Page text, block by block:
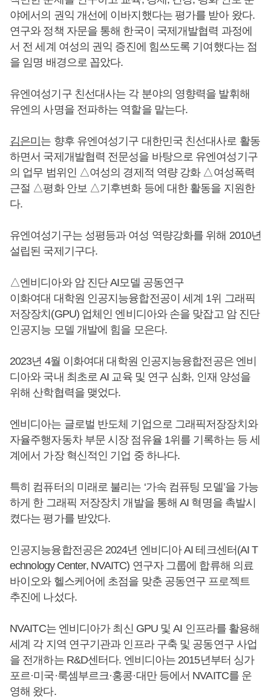
야에서의 권익 개선에 이바지했다는 평가를 받아 왔다.
연구와 정책 자문을 통해 한국이 국제개발협력 과정에
서 전 세계 여성의 권익 증진에 힘쓰도록 기여했다는 점
을 임명 배경으로 꼽았다.
유엔여성기구 친선대사는 각 분야의 영향력을 발휘해
유엔의 사명을 전파하는 역할을 맡는다.
김은미 는 향후 유엔여성기구 대한민국 친선대사로 활동
하면서 국제개발협력 전문성을 바탕으로 유엔여성기구
의 업무 범위인 △여성의 경제적 역량 강화 △여성폭력
근절 △평화 안보 △기후변화 등에 대한 활동을 지원한
다.
유엔여성기구는 성평등과 여성 역량강화를 위해 2010년
설립된 국제기구다.
△엔비디아와 암 진단 AI모델 공동연구
이화여대 대학원 인공지능융합전공이 세계 1위 그래픽
저장장치(GPU) 업체인 엔비디아와 손을 맞잡고 암 진단
인공지능 모델 개발에 힘을 모은다.
2023년 4월 이화여대 대학원 인공지능융합전공은 엔비
디아와 국내 최초로 AI 교육 및 연구 심화, 인재 양성을
위해 산학협력을 맺었다.
엔비디아는 글로벌 반도체 기업으로 그래픽저장장치와
자율주행자동차 부문 시장 점유율 1위를 기록하는 등 세
계에서 가장 혁신적인 기업 중 하나다.
특히 컴퓨터의 미래로 불리는 ‘가속 컴퓨팅 모델’을 가능
하게 한 그래픽 저장장치 개발을 통해 AI 혁명을 촉발시
켰다는 평가를 받았다.
인공지능융합전공은 2024년 엔비디아 AI 테크센터(AI T
echnology Center, NVAITC) 연구자 그룹에 합류해 의료
바이오와 헬스케어에 초점을 맞춘 공동연구 프로젝트
추진에 나섰다.
NVAITC는 엔비디아가 최신 GPU 및 AI 인프라를 활용해
세계 각 지역 연구기관과 인프라 구축 및 공동연구 사업
을 전개하는 R&D센터다. 엔비디아는 2015년부터 싱가
포르·미국·룩셈부르크·홍콩·대만 등에서 NVAITC를 운
영해 왔다.